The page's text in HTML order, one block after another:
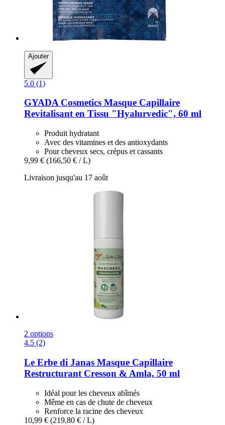
Ajouter
5.0 (1)
GYADA Cosmetics Masque Capillaire
Revitalisant en Tissu "Hyalurvedic", 60 ml
Produit hydratant
Avec des vitamines et des antioxydants
Pour cheveux secs, crépus et cassants
9,99 € (166,50 € / L)
Livraison jusqu'au 17 août
2 options
4.5 (2)
Le Erbe di Janas Masque Capillaire
Restructurant Cresson & Amla, 50 ml
Idéal pour les cheveux abîmés
Même en cas de chute de cheveux
Renforce la racine des cheveux
10,99 € (219,80 € / L)